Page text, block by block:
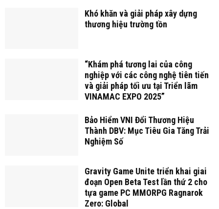
Khó khăn và giải pháp xây dựng
thương hiệu trường tồn
“Khám phá tương lai của công
nghiệp với các công nghệ tiên tiến
và giải pháp tối ưu tại Triển lãm
VINAMAC EXPO 2025”
Bảo Hiểm VNI Đổi Thương Hiệu
Thành DBV: Mục Tiêu Gia Tăng Trải
Nghiệm Số
Gravity Game Unite triển khai giai
đoạn Open Beta Test lần thứ 2 cho
tựa game PC MMORPG Ragnarok
Zero: Global